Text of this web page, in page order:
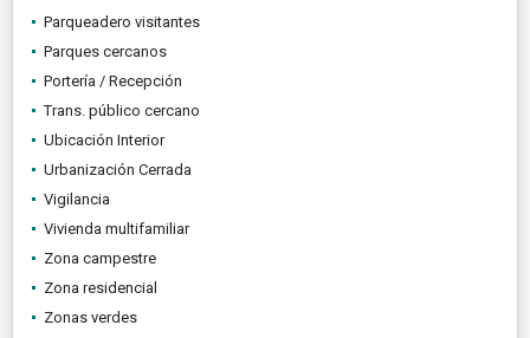
Parqueadero visitantes
Parques cercanos
Portería / Recepción
Trans. público cercano
Ubicación Interior
Urbanización Cerrada
Vigilancia
Vivienda multifamiliar
Zona campestre
Zona residencial
Zonas verdes